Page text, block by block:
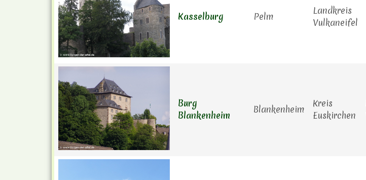
Kasselburg Pelm
Landkreis
Vulkaneifel
Burg
Blankenheim
Blankenheim
Kreis
Euskirchen